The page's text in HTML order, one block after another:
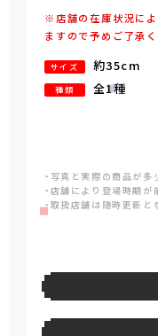
※店舗の在庫状況によ
ますので予めご了承く
サイズ 約35cm
種類 全1種
・写真と実際の商品が多
・店舗により登場時期が
・取扱店舗は随時更新と